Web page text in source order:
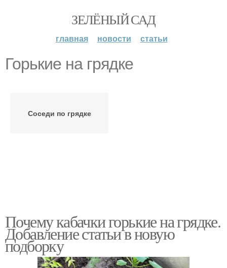
ЗЕЛЁНЫЙ САД
главная новости статьи
Горькие на грядке
Соседи по грядке
Почему кабачки горькие на грядке.
Добавление статьи в новую
подборку